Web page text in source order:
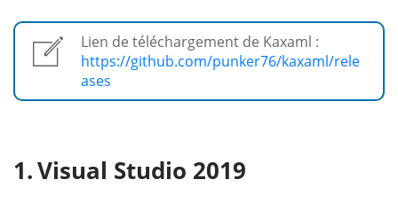
Lien de téléchargement de Kaxaml :
https://github.com/punker76/kaxaml/rele
ases
Visual Studio 2019